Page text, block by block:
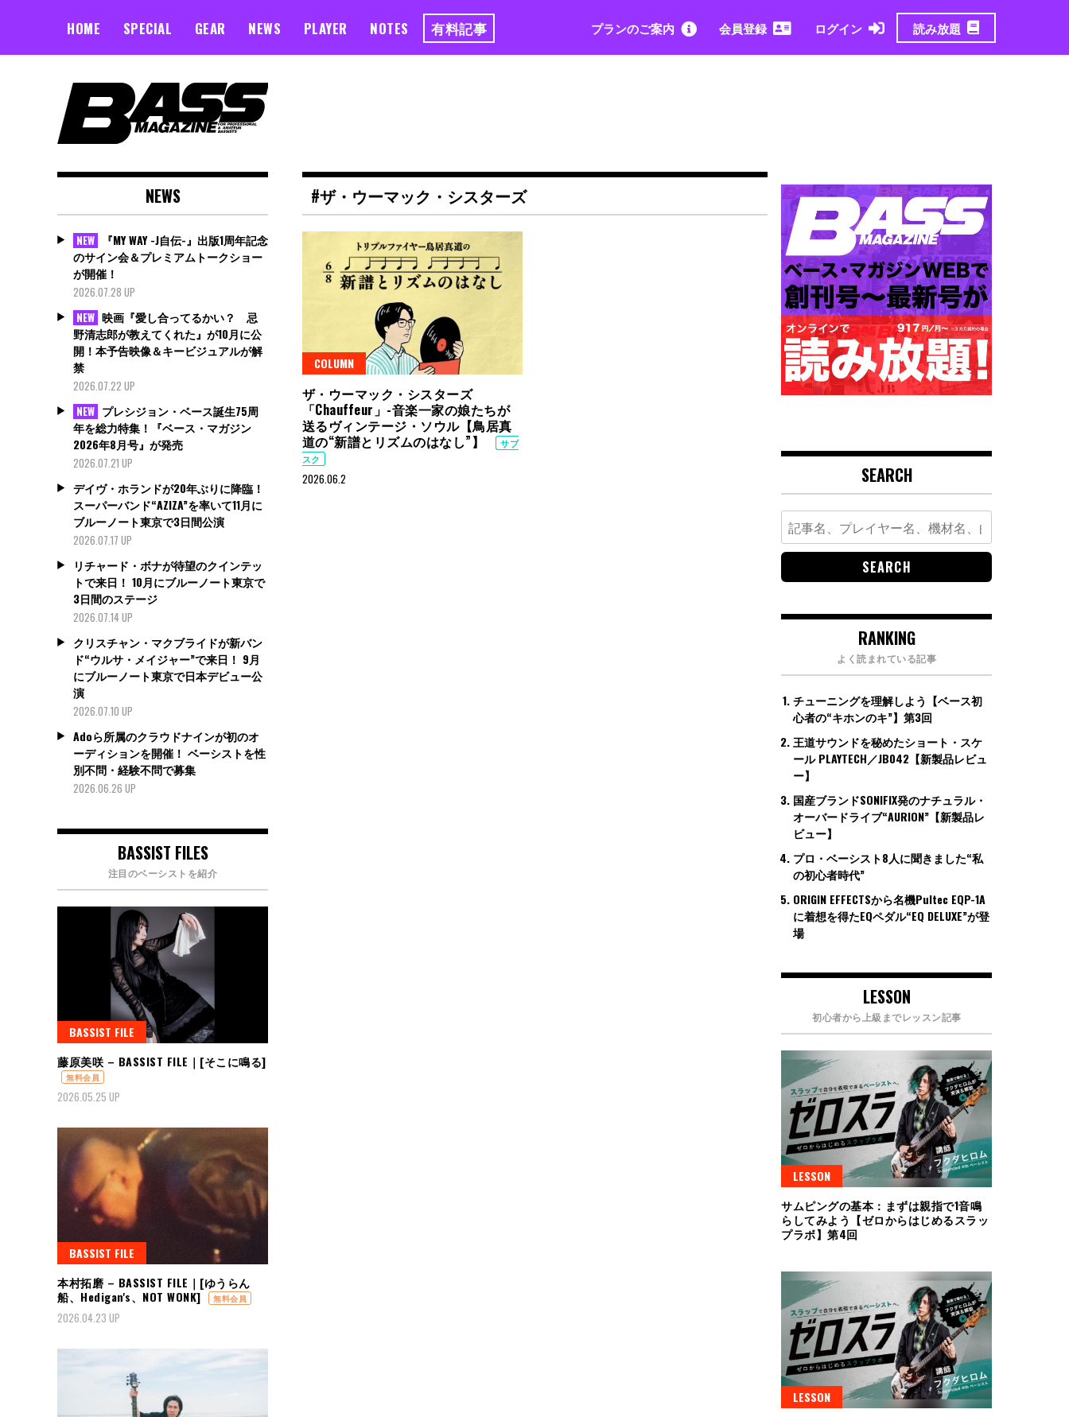
HOME SPECIAL GEAR NEWS PLAYER NOTES 有料記事 プランのご案内 会員登録 ログイン 読み放題
#ザ・ウーマック・シスターズ
COLUMN
ザ・ウーマック・シスターズ
「Chauffeur」-音楽一家の娘たちが
送るヴィンテージ・ソウル【鳥居真
道の“新譜とリズムのはなし”】
サブ
スク
2026.06.2
NEWS
NEW
『MY WAY -J自伝-』出版1周年記念
のサイン会＆プレミアムトークショー
が開催！
2026.07.28 UP
NEW 映画『愛し合ってるかい？ 忌
野清志郎が教えてくれた』が10月に公
開！本予告映像＆キービジュアルが解
禁
2026.07.22 UP
NEW プレシジョン・ベース誕生75周
年を総力特集！『ベース・マガジン
2026年8月号』が発売
2026.07.21 UP
デイヴ・ホランドが20年ぶりに降臨！
スーパーバンド“AZIZA”を率いて11月に
ブルーノート東京で3日間公演
2026.07.17 UP
リチャード・ボナが待望のクインテッ
トで来日！ 10月にブルーノート東京で
3日間のステージ
2026.07.14 UP
クリスチャン・マクブライドが新バン
ド“ウルサ・メイジャー”で来日！ 9月
にブルーノート東京で日本デビュー公
演
2026.07.10 UP
Adoら所属のクラウドナインが初のオ
ーディションを開催！ ベーシストを性
別不問・経験不問で募集
2026.06.26 UP
BASSIST FILES
注目のベーシストを紹介
BASSIST FILE
藤原美咲 – BASSIST FILE｜[そこに鳴る]
無料会員
2026.05.25 UP
BASSIST FILE
本村拓磨 – BASSIST FILE｜[ゆうらん
船、Hedigan's、NOT WONK]
無料会員
2026.04.23 UP
SEARCH
Search
for:
RANKING
よく読まれている記事
チューニングを理解しよう【ベース初
心者の“キホンのキ”】第3回
王道サウンドを秘めたショート・スケ
ール PLAYTECH／JB042【新製品レビュ
ー】
国産ブランドSONIFIX発のナチュラル・
オーバードライブ“AURION”【新製品レ
ビュー】
プロ・ベーシスト8人に聞きました“私
の初心者時代”
ORIGIN EFFECTSから名機Pultec EQP-1A
に着想を得たEQペダル“EQ DELUXE”が登
場
LESSON
初心者から上級までレッスン記事
LESSON
サムピングの基本：まずは親指で1音鳴
らしてみよう【ゼロからはじめるスラッ
プラボ】第4回
LESSON